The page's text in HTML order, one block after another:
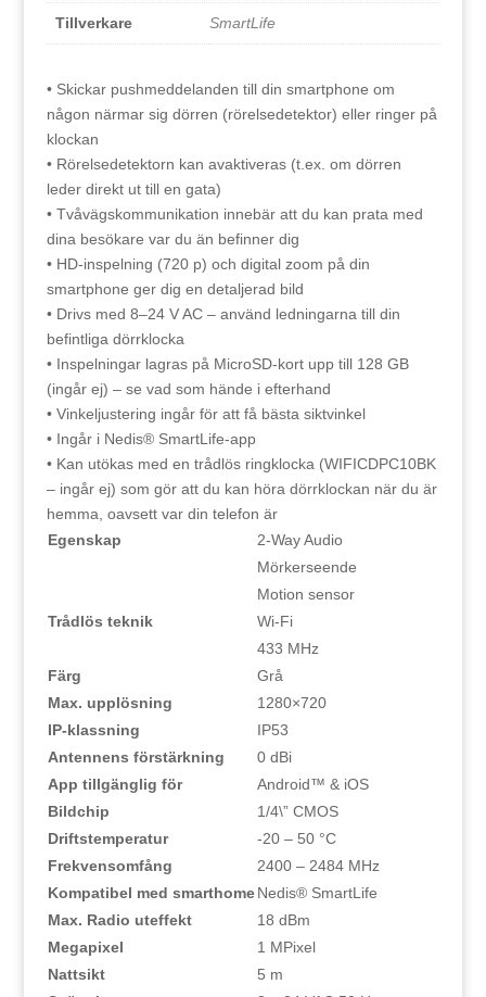
Tillverkare SmartLife
• Skickar pushmeddelanden till din smartphone om
någon närmar sig dörren (rörelsedetektor) eller ringer på
klockan
• Rörelsedetektorn kan avaktiveras (t.ex. om dörren
leder direkt ut till en gata)
• Tvåvägskommunikation innebär att du kan prata med
dina besökare var du än befinner dig
• HD-inspelning (720 p) och digital zoom på din
smartphone ger dig en detaljerad bild
• Drivs med 8–24 V AC – använd ledningarna till din
befintliga dörrklocka
• Inspelningar lagras på MicroSD-kort upp till 128 GB
(ingår ej) – se vad som hände i efterhand
• Vinkeljustering ingår för att få bästa siktvinkel
• Ingår i Nedis® SmartLife-app
• Kan utökas med en trådlös ringklocka (WIFICDPC10BK
– ingår ej) som gör att du kan höra dörrklockan när du är
hemma, oavsett var din telefon är
Egenskap
2-Way Audio
Mörkerseende
Motion sensor
Trådlös teknik
Wi-Fi
433 MHz
Färg
Grå
Max. upplösning
1280×720
IP-klassning
IP53
Antennens förstärkning
0 dBi
App tillgänglig för
Android™ & iOS
Bildchip
1/4\” CMOS
Driftstemperatur
-20 – 50 °C
Frekvensomfång
2400 – 2484 MHz
Kompatibel med smarthome Nedis® SmartLife
Max. Radio uteffekt
18 dBm
Megapixel
1 MPixel
Nattsikt
5 m